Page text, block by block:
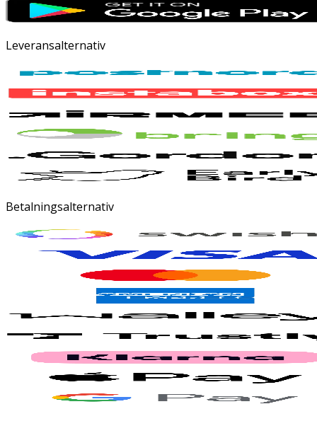
Leveransalternativ
Betalningsalternativ